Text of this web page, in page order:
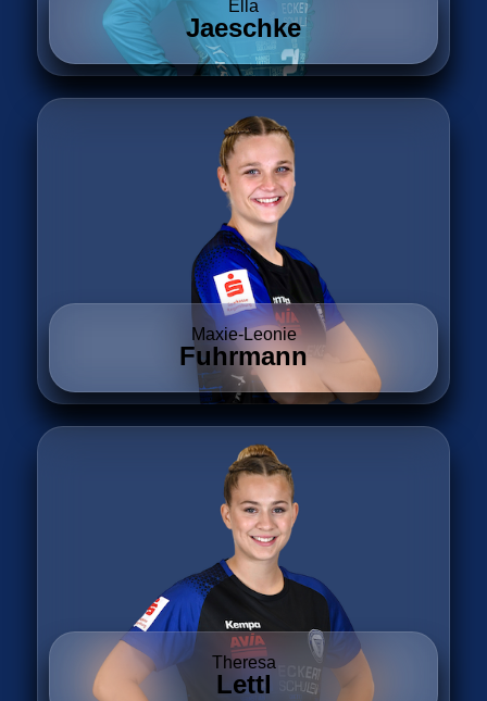
Ella
Jaeschke
Maxie-Leonie
Fuhrmann
Theresa
Lettl